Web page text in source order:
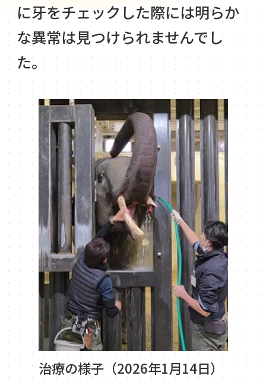
に牙をチェックした際には明らか
な異常は見つけられませんでし
た。
治療の様子（2026年1月14日）